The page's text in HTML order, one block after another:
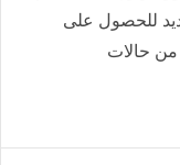
للحصول على
من حالات